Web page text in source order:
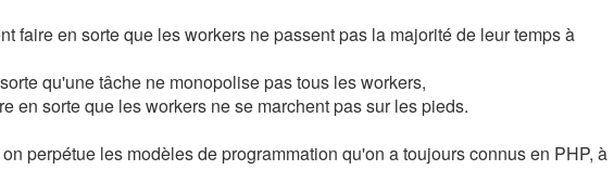
faire en sorte que les workers ne passent pas la majorité de leur temps à
qu'une tâche ne monopolise pas tous les workers,
en sorte que les workers ne se marchent pas sur les pieds.
perpétue les modèles de programmation qu'on a toujours connus en PHP, à